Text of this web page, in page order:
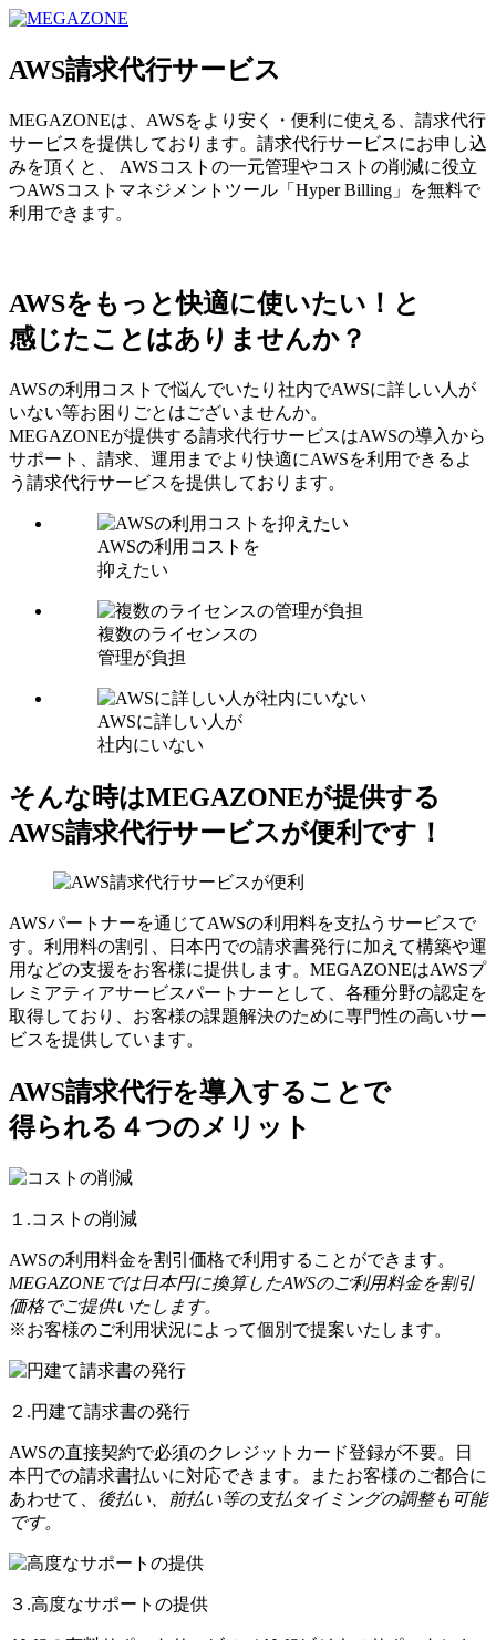
AWS請求代行サービス
MEGAZONEは、AWSをより安く・便利に使える、請求代行
サービスを提供しております。請求代行サービスにお申し込
みを頂くと、 AWSコストの一元管理やコストの削減に役立
つAWSコストマネジメントツール「Hyper Billing」を無料で
利用できます。
AWSをもっと快適に使いたい！と
感じたことはありませんか？
AWSの利用コストで悩んでいたり社内でAWSに詳しい人が
いない等お困りごとはございませんか。
MEGAZONEが提供する請求代行サービスはAWSの導入から
サポート、請求、運用までより快適にAWSを利用できるよ
う請求代行サービスを提供しております。
AWSの利用コストを
抑えたい
複数のライセンスの
管理が負担
AWSに詳しい人が
社内にいない
そんな時はMEGAZONEが提供する
AWS請求代行サービスが便利です！
AWSパートナーを通じてAWSの利用料を支払うサービスで
す。利用料の割引、日本円での請求書発行に加えて構築や運
用などの支援をお客様に提供します。MEGAZONEはAWSプ
レミアティアサービスパートナーとして、各種分野の認定を
取得しており、お客様の課題解決のために専門性の高いサー
ビスを提供しています。
AWS請求代行を導入することで
得られる４つのメリット
１.コストの削減
AWSの利用料金を割引価格で利用することができます。
MEGAZONEでは日本円に換算したAWSのご利用料金を割引
価格でご提供いたします。
※お客様のご利用状況によって個別で提案いたします。
２.円建て請求書の発行
AWSの直接契約で必須のクレジットカード登録が不要。日
本円での請求書払いに対応できます。またお客様のご都合に
あわせて、 後払い、前払い等の支払タイミングの調整も可能
です。
３.高度なサポートの提供